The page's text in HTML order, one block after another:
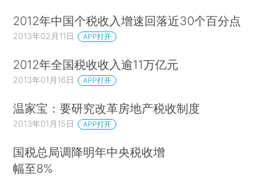
2012年中国个税收入增速回落近30个百分点
2013年02月11日 APP打开
2012年全国税收收入逾11万亿元
2013年01月16日 APP打开
温家宝：要研究改革房地产税收制度
2013年01月15日 APP打开
国税总局调降明年中央税收增
幅至8%